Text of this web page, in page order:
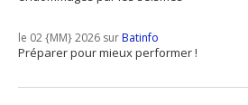
le 02 {MM} 2026 surBatinfo
Préparer pour mieux performer !